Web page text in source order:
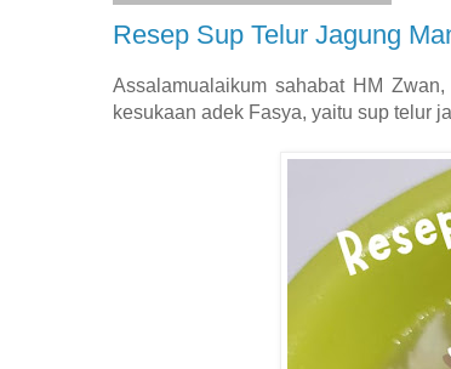
Resep Sup Telur Jagung
Assalamualaikum sahabat HM
kesukaan adek Fasya, yaitu sup telur